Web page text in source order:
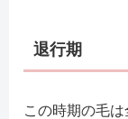
退行期
この時期の毛